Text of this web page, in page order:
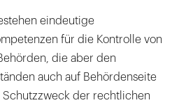
eindeutige
für die Kontrolle von
die aber den
auch auf Behördenseite
Schutzzweck der rechtlichen